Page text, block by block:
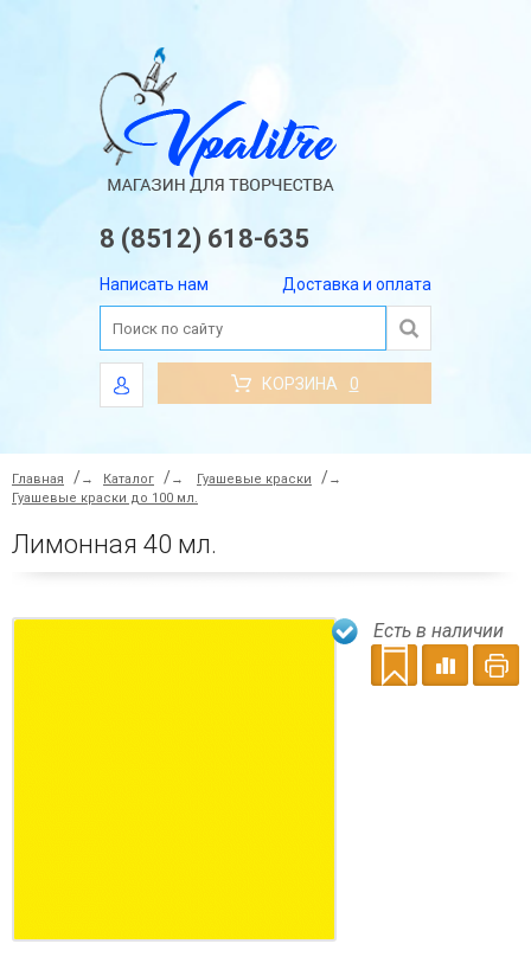
8 (8512) 618-635
Написать нам Доставка и оплата
КОРЗИНА 0
Главная → Каталог → Гуашевые краски
→
Гуашевые краски до 100 мл.
Лимонная 40 мл.
Есть в наличии